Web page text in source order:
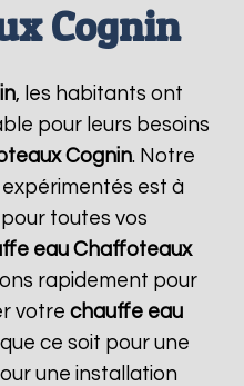
Cognin
, les habitants ont
pour leurs besoins
Cognin. Notre
est à
toutes vos
eau Chaffoteaux
rapidement pour
votrechauffe eau
ce soit pour une
une installation